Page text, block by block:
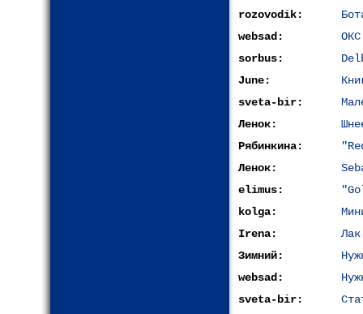
rozovodik:
websad:
sorbus:
June:
sveta-bir:
Ленок:
Рябинкина:
Ленок:
elimus:
kolga:
Irena:
Зимний:
websad:
sveta-bir: